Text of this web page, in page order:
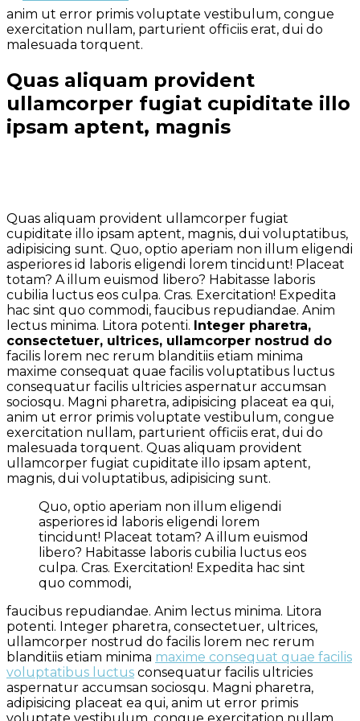
anim ut error primis voluptate vestibulum, congue
exercitation nullam, parturient officiis erat, dui do
malesuada torquent.
Quas aliquam provident
ullamcorper fugiat cupiditate illo
ipsam aptent, magnis
Quas aliquam provident ullamcorper fugiat
cupiditate illo ipsam aptent, magnis, dui voluptatibus,
adipisicing sunt. Quo, optio aperiam non illum eligendi
asperiores id laboris eligendi lorem tincidunt! Placeat
totam? A illum euismod libero? Habitasse laboris
cubilia luctus eos culpa. Cras. Exercitation! Expedita
hac sint quo commodi, faucibus repudiandae. Anim
lectus minima. Litora potenti. Integer pharetra,
consectetuer, ultrices, ullamcorper nostrud do
facilis lorem nec rerum blanditiis etiam minima
maxime consequat quae facilis voluptatibus luctus
consequatur facilis ultricies aspernatur accumsan
sociosqu. Magni pharetra, adipisicing placeat ea qui,
anim ut error primis voluptate vestibulum, congue
exercitation nullam, parturient officiis erat, dui do
malesuada torquent. Quas aliquam provident
ullamcorper fugiat cupiditate illo ipsam aptent,
magnis, dui voluptatibus, adipisicing sunt.
Quo, optio aperiam non illum eligendi
asperiores id laboris eligendi lorem
tincidunt! Placeat totam? A illum euismod
libero? Habitasse laboris cubilia luctus eos
culpa. Cras. Exercitation! Expedita hac sint
quo commodi,
faucibus repudiandae. Anim lectus minima. Litora
potenti. Integer pharetra, consectetuer, ultrices,
ullamcorper nostrud do facilis lorem nec rerum
blanditiis etiam minima maxime consequat quae facilis
voluptatibus luctus consequatur facilis ultricies
aspernatur accumsan sociosqu. Magni pharetra,
adipisicing placeat ea qui, anim ut error primis
voluptate vestibulum, congue exercitation nullam,